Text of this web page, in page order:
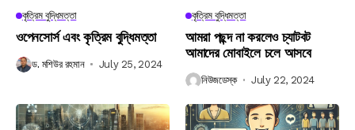
কৃত্রিম বুদ্ধিমত্তা
ওপেনসোর্স এবং কৃত্রিম বুদ্ধিমত্তা
ড. মশিউর রহমান July 25, 2024
কৃত্রিম বুদ্ধিমত্তা
আমরা পছন্দ না করলেও চ্যাটবট
আমাদের মোবাইলে চলে আসবে
নিউজডেস্ক July 22, 2024